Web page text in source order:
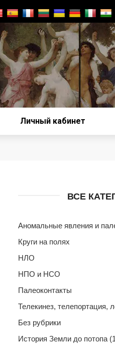
Личный кабинет
ВСЕ
Аномальные явления и
Круги на полях
НЛО
НПО и НСО
Палеоконтакты
Телекинез, телепортация,
Без рубрики
История Земли до потопа